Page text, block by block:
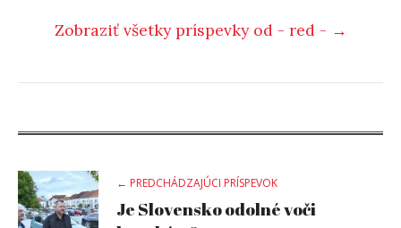
Zobraziť všetky príspevky od - red - →
Post
← PREDCHÁDZAJÚCI PRÍSPEVOK
Je Slovensko odolné voči